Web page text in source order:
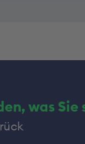
was Sie